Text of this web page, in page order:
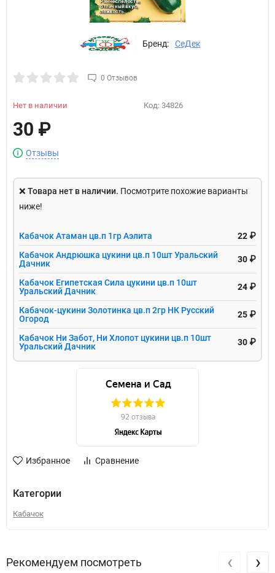
Бренд: СеДек
0 Отзывов
Нет в наличии Код: 34826
30 ₽
Отзывы
❌ Товара нет в наличии. Посмотрите похожие варианты
ниже!
Кабачок Атаман цв.п 1гр Аэлита
22 ₽
Кабачок Андрюшка цукини цв.п 10шт Уральский
Дачник
30 ₽
Кабачок Египетская Сила цукини цв.п 10шт
Уральский Дачник
24 ₽
Кабачок-цукини Золотинка цв.п 2гр НК Русский
Огород
25 ₽
Кабачок Ни Забот, Ни Хлопот цукини цв.п 10шт
Уральский Дачник
30 ₽
Избранное Сравнение
Категории
Кабачок
Рекомендуем посмотреть ‹ ›